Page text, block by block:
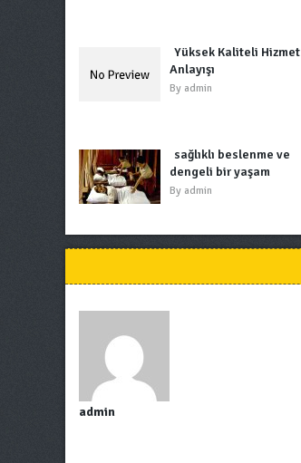
Yüksek Kaliteli Hizmet
Anlayışı
By admin
sağlıklı beslenme ve
dengeli bir yaşam
By admin
admin